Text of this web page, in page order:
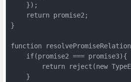
    });
    return promise2;
}
function
    if(promise2 === promise3){
return reject(new
    }